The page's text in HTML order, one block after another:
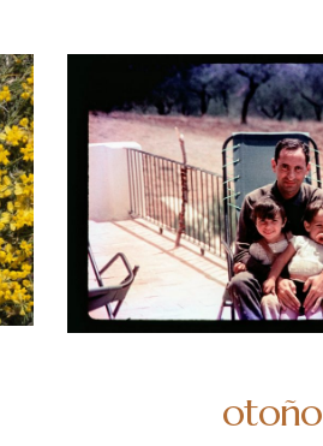
otoño